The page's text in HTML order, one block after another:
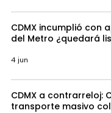
CDMX incumplió con
del Metro ¿quedará
4 jun
CDMX a contrarreloj:
transporte masivo